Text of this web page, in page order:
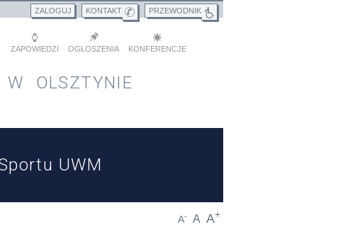
PRZEWODNIK
KONTAKT
ZALOGUJ
KONFERENCJE
OGŁOSZENIA
ZAPOWIEDZI
W OLSZTYNIE
UWM
A- A A+